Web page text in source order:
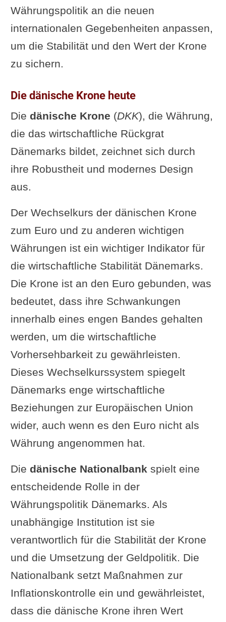
Währungspolitik an die neuen
internationalen Gegebenheiten anpassen,
um die Stabilität und den Wert der Krone
zu sichern.
Die dänische Krone heute
Die dänische Krone (DKK), die Währung,
die das wirtschaftliche Rückgrat
Dänemarks bildet, zeichnet sich durch
ihre Robustheit und modernes Design
aus.
Der Wechselkurs der dänischen Krone
zum Euro und zu anderen wichtigen
Währungen ist ein wichtiger Indikator für
die wirtschaftliche Stabilität Dänemarks.
Die Krone ist an den Euro gebunden, was
bedeutet, dass ihre Schwankungen
innerhalb eines engen Bandes gehalten
werden, um die wirtschaftliche
Vorhersehbarkeit zu gewährleisten.
Dieses Wechselkurssystem spiegelt
Dänemarks enge wirtschaftliche
Beziehungen zur Europäischen Union
wider, auch wenn es den Euro nicht als
Währung angenommen hat.
Die dänische Nationalbank spielt eine
entscheidende Rolle in der
Währungspolitik Dänemarks. Als
unabhängige Institution ist sie
verantwortlich für die Stabilität der Krone
und die Umsetzung der Geldpolitik. Die
Nationalbank setzt Maßnahmen zur
Inflationskontrolle ein und gewährleistet,
dass die dänische Krone ihren Wert